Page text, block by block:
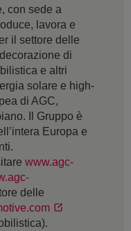
con sede a
lavora e
il settore delle
di
e altri
solare e high-
di AGC,
Il Gruppo è
Europa e
www.agc-
delle